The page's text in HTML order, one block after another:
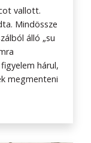
vallott.
Mindössze
álló „su
hárul,
megmenteni